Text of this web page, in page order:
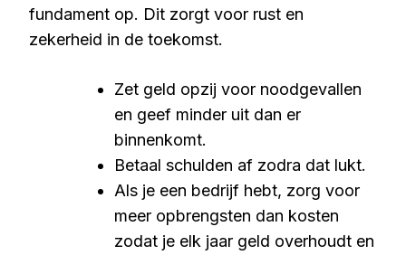
fundament op. Dit zorgt voor rust en
zekerheid in de toekomst.
Zet geld opzij voor noodgevallen
en geef minder uit dan er
binnenkomt.
Betaal schulden af zodra dat lukt.
Als je een bedrijf hebt, zorg voor
meer opbrengsten dan kosten
zodat je elk jaar geld overhoudt en